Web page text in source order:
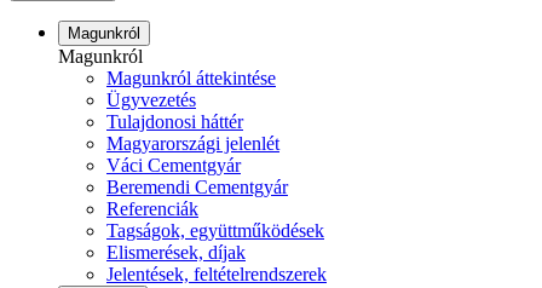
Magunkról
Magunkról
Magunkról áttekintése
Ügyvezetés
Tulajdonosi háttér
Magyarországi jelenlét
Váci Cementgyár
Beremendi Cementgyár
Referenciák
Tagságok, együttműködések
Elismerések, díjak
Jelentések, feltételrendszerek